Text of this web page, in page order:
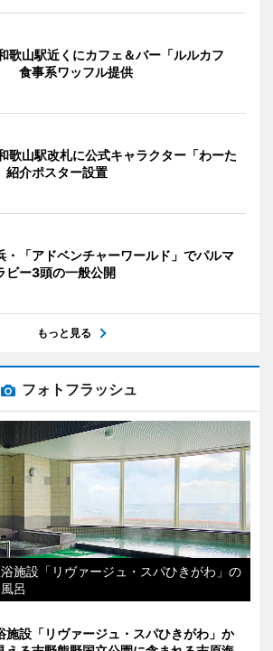
歌山駅近くにカフェ＆バー「ルルカフ
食事系ワッフル提供
歌山駅改札に公式キャラクター「わーた
紹介ポスター設置
・「アドベンチャーワールド」でパルマ
ビー3頭の一般公開
もっと見る
フォトフラッシュ
施設「リヴァージュ・スパひきがわ」の
呂
施設「リヴァージュ・スパひきがわ」か